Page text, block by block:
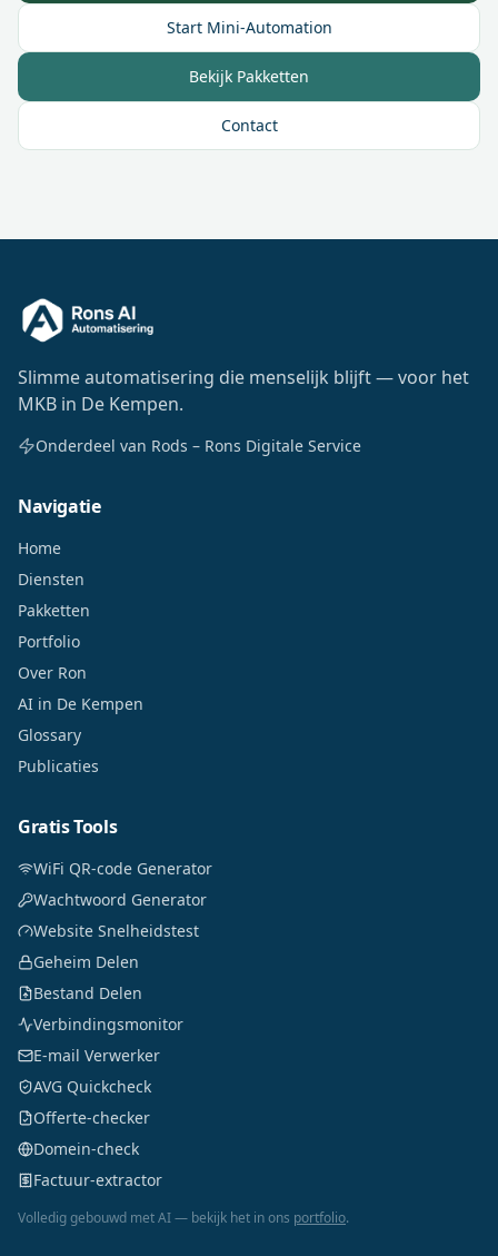
Start Mini-Automation
Bekijk Pakketten
Contact
Slimme automatisering die menselijk blijft — voor het
MKB in De Kempen.
Onderdeel van Rods – Rons Digitale Service
Navigatie
Home
Diensten
Pakketten
Portfolio
Over Ron
AI in De Kempen
Glossary
Publicaties
Gratis Tools
WiFi QR-code Generator
Wachtwoord Generator
Website Snelheidstest
Geheim Delen
Bestand Delen
Verbindingsmonitor
E-mail Verwerker
AVG Quickcheck
Offerte-checker
Domein-check
Factuur-extractor
Volledig gebouwd met AI — bekijk het in ons portfolio.